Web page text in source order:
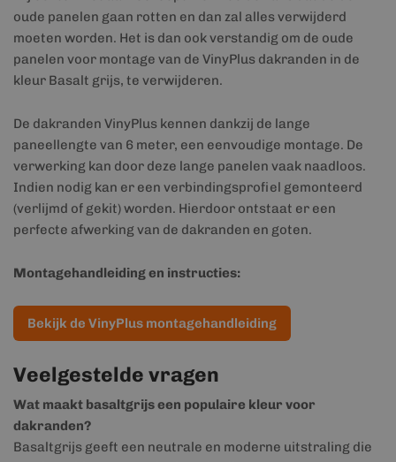
oude panelen gaan rotten en dan zal alles verwijderd
moeten worden. Het is dan ook verstandig om de oude
panelen voor montage van de VinyPlus dakranden in de
kleur Basalt grijs, te verwijderen.
De dakranden VinyPlus kennen dankzij de lange
paneellengte van 6 meter, een eenvoudige montage. De
verwerking kan door deze lange panelen vaak naadloos.
Indien nodig kan er een verbindingsprofiel gemonteerd
(verlijmd of gekit) worden. Hierdoor ontstaat er een
perfecte afwerking van de dakranden en goten.
Montagehandleiding en instructies:
Bekijk de VinyPlus montagehandleiding
Veelgestelde vragen
Wat maakt basaltgrijs een populaire kleur voor
dakranden?
Basaltgrijs geeft een neutrale en moderne uitstraling die